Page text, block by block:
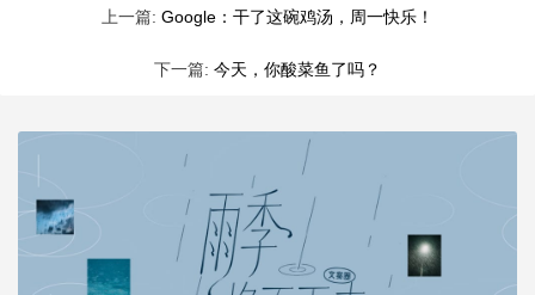
上一篇: Google：干了这碗鸡汤，周一快乐！
下一篇: 今天，你酸菜鱼了吗？